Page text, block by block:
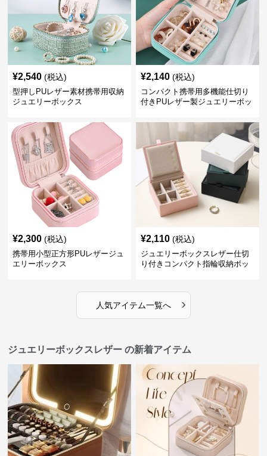
¥2,540 (税込)
型押しPUレザー素材携帯用収納
ジュエリーボックス
¥2,140 (税込)
コンパクト携帯用多機能仕切り
付きPUレザー製ジュエリーボッ
¥2,300 (税込)
携帯用小型正方形PUレザージュ
エリーボックス
¥2,110 (税込)
ジュエリーボックスレザー仕切
り付きコンパクト指輪収納ボッ
人気アイテム一覧へ ›
ジュエリーボックスレザー の新着アイテム